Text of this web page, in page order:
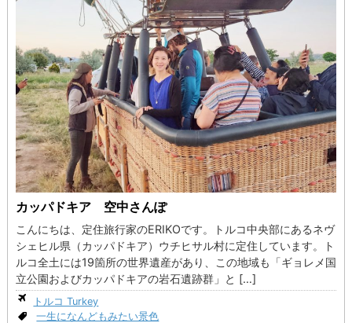
カッパドキア 空中さんぽ
こんにちは、定住旅行家のERIKOです。トルコ中央部にあるネヴ
シェヒル県（カッパドキア）ウチヒサル村に定住しています。ト
ルコ全土には19箇所の世界遺産があり、この地域も「ギョレメ国
立公園およびカッパドキアの岩石遺跡群」と […]
トルコ Turkey
一生になんどもみたい景色